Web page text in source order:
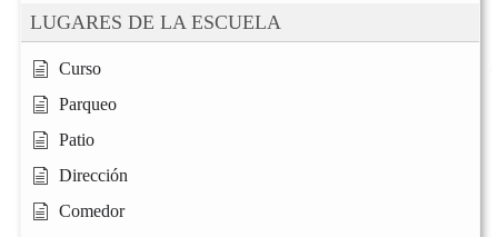
LUGARES DE LA ESCUELA
Curso
Parqueo
Patio
Dirección
Comedor